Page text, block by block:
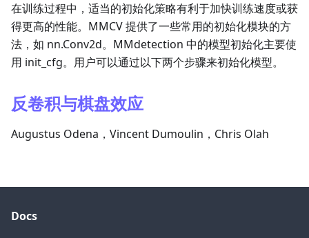
在训练过程中，适当的初始化策略有利于加快训练速度或获
得更高的性能。MMCV 提供了一些常用的初始化模块的方
法，如 nn.Conv2d。MMdetection 中的模型初始化主要使
用 init_cfg。用户可以通过以下两个步骤来初始化模型。
反卷积与棋盘效应
Augustus Odena，Vincent Dumoulin，Chris Olah
Docs